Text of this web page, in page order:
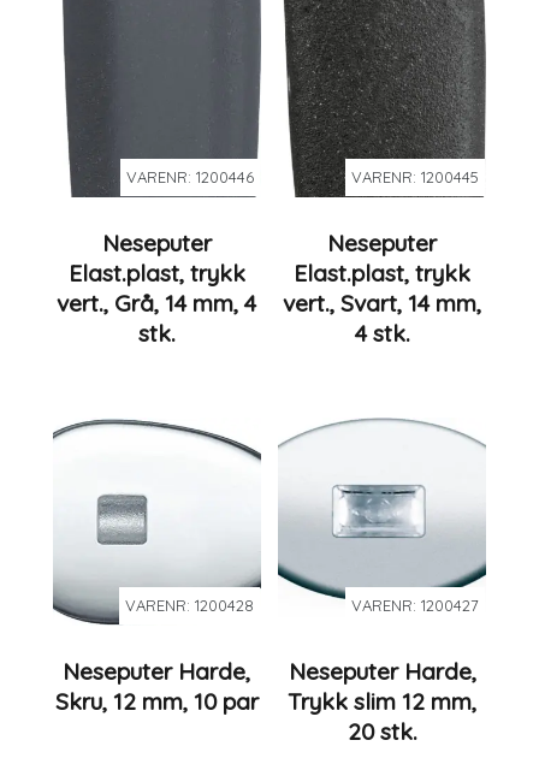
VARENR: 1200446
Neseputer
Elast.plast, trykk
vert., Grå, 14 mm, 4
stk.
VARENR: 1200445
Neseputer
Elast.plast, trykk
vert., Svart, 14 mm,
4 stk.
VARENR: 1200428
Neseputer Harde,
Skru, 12 mm, 10 par
VARENR: 1200427
Neseputer Harde,
Trykk slim 12 mm,
20 stk.